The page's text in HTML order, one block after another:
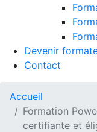
Devenir
Contact
Accueil
Formation
certifiante et